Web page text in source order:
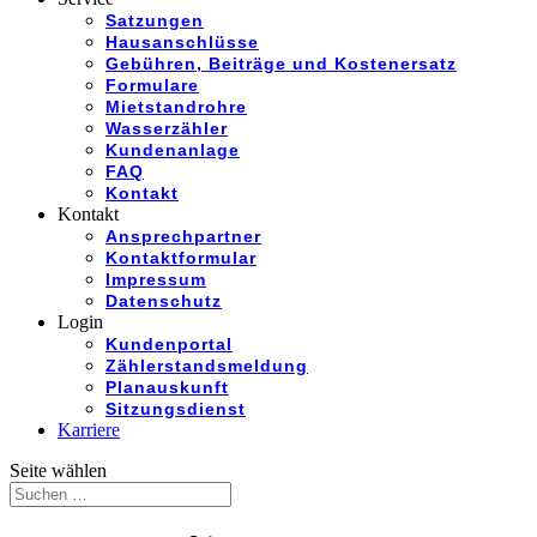
Satzungen
Hausanschlüsse
Gebühren, Beiträge und Kostenersatz
Formulare
Mietstandrohre
Wasserzähler
Kundenanlage
FAQ
Kontakt
Kontakt
Ansprechpartner
Kontaktformular
Impressum
Datenschutz
Login
Kundenportal
Zählerstandsmeldung
Planauskunft
Sitzungsdienst
Karriere
Seite wählen